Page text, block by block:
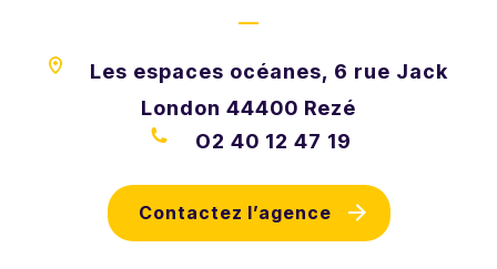
—
Les espaces océanes, 6 rue Jack
London 44400 Rezé
O2 40 12 47 19
Contactez l’agence